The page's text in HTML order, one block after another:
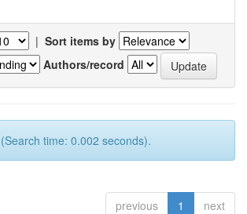
| Sort items by
Authors/record
time: 0.002 seconds).
previous 1 next